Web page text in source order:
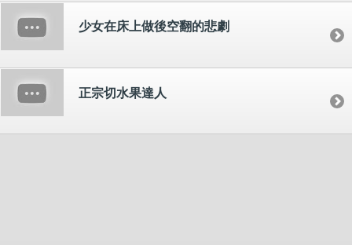
少女在床上做後空翻的悲劇
正宗切水果達人